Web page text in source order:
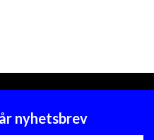
nyhetsbrev